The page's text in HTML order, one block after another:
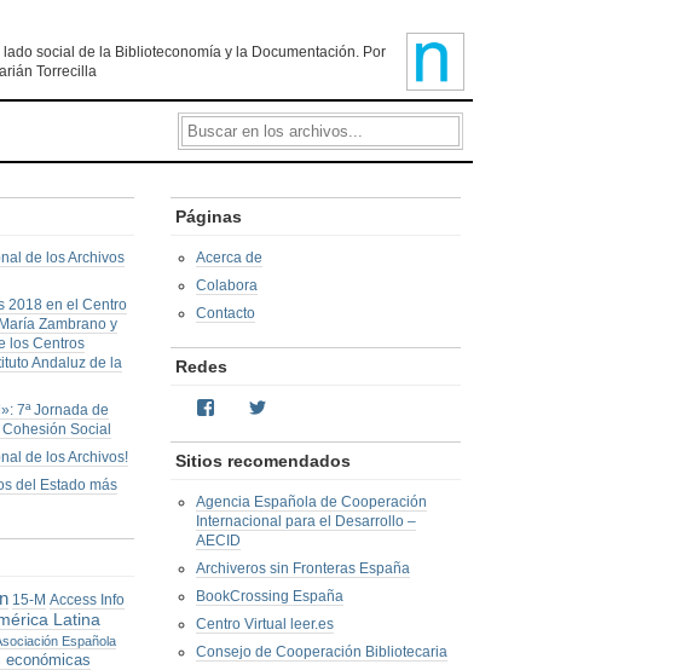
lado social de la Biblioteconomía y la Documentación. Por
Torrecilla
de los Archivos
2018 en el Centro
Zambrano y
los Centros
Andaluz de la
7ª Jornada de
Social
de los Archivos!
del Estado más
15-M Access Info
Latina
Española
económicas
Páginas
Acerca de
Colabora
Contacto
Redes
Facebook
Sitios recomendados
Agencia Española de Cooperación
Internacional para el Desarrollo –
AECID
Archiveros sin Fronteras España
BookCrossing España
Centro Virtual leer.es
Consejo de Cooperación Bibliotecaria